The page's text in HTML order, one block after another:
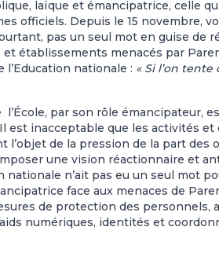
laïque et émancipatrice, celle
officiels. Depuis le 15 novembre,
pas un seul mot en guise de
établissements menacés par
nationale : « Si l’on tente
par son rôle émancipateur,
est inacceptable que les activités
l’objet de la pression de la part des
une vision réactionnaire et
nationale n’ait pas eu un seul mot
face aux menaces de
de protection des personnels,
numériques, identités et